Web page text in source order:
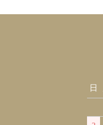
オープンいたしました！
日